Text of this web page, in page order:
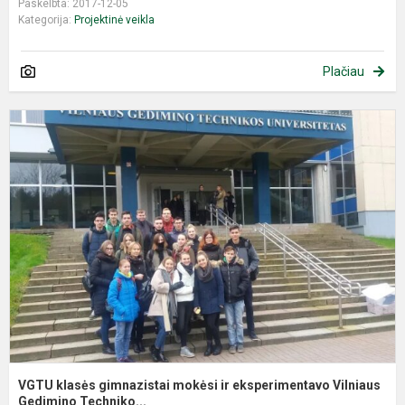
Paskelbta: 2017-12-05
Kategorija: Projektinė veikla
Plačiau
VGTU klasės gimnazistai mokėsi ir eksperimentavo Vilniaus
Gedimino Techniko...